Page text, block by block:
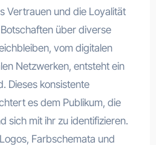
Vertrauen und die Loyalität
über diverse
vom digitalen
Netzwerken, entsteht ein
Dieses konsistente
es dem Publikum, die
sich mit ihr zu identifizieren.
Farbschemata und